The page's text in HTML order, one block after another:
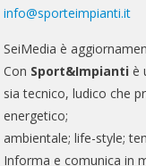
info@sporteimpianti.it
SeiMedia è
Con Sport&Impianti è
sia tecnico, ludico che
energetico;
ambientale; life-style;
Informa e comunica in